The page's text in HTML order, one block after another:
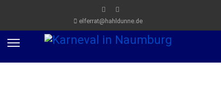
elferrat@hahldunne.de